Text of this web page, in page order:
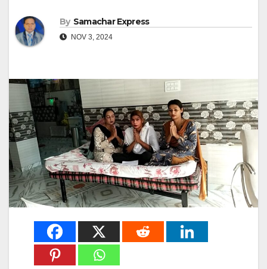
By Samachar Express
NOV 3, 2024